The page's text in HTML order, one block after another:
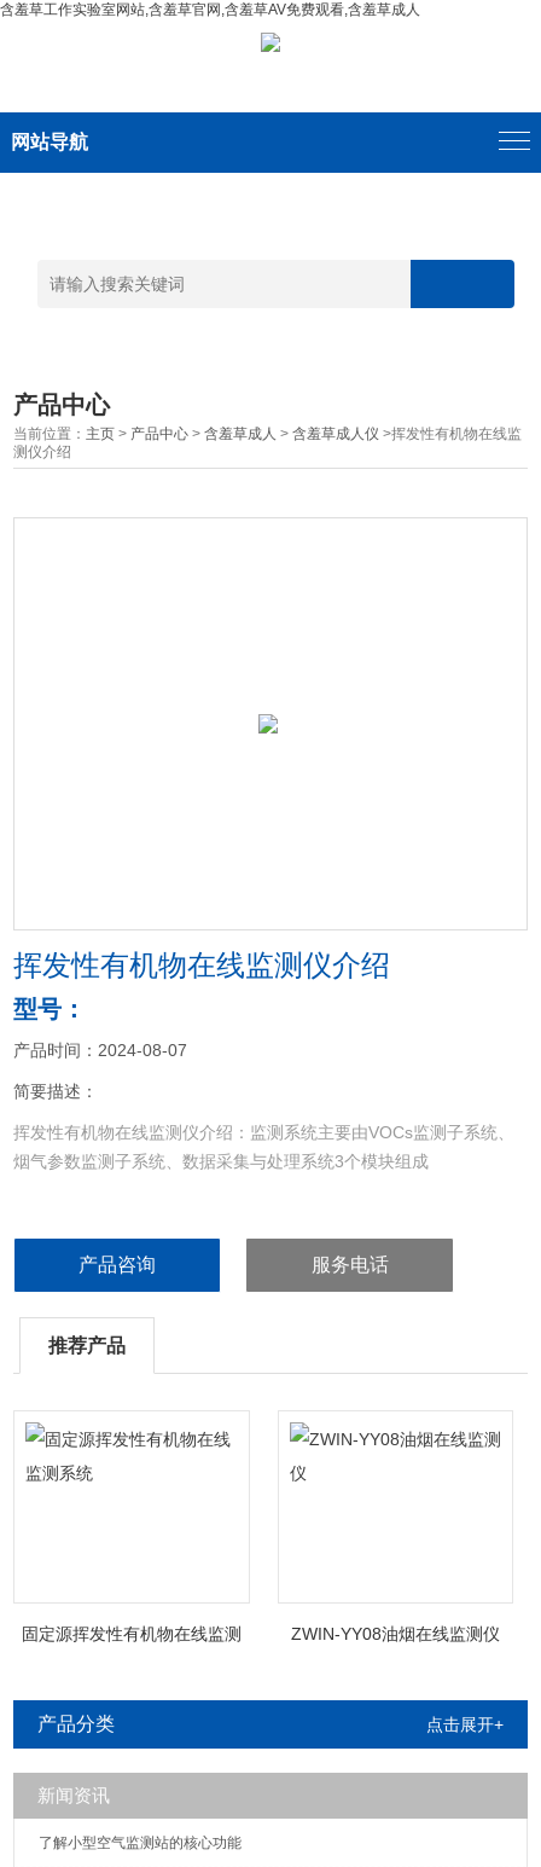
含羞草工作实验室网站,含羞草官网,含羞草AV免费观看,含羞草成人
网站导航
产品中心
当前位置： 主页 > 产品中心 >含羞草成人 >含羞草成人仪 >挥发性有机物在线监
测仪介绍
挥发性有机物在线监测仪介绍
型号：
产品时间：2024-08-07
简要描述：
挥发性有机物在线监测仪介绍：监测系统主要由VOCs监测子系统、
烟气参数监测子系统、数据采集与处理系统3个模块组成
产品咨询 服务电话
推荐产品
固定源挥发性有机物在线监测
ZWIN-YY08油烟在线监测仪
产品分类 点击展开+
新闻资讯
了解小型空气监测站的核心功能